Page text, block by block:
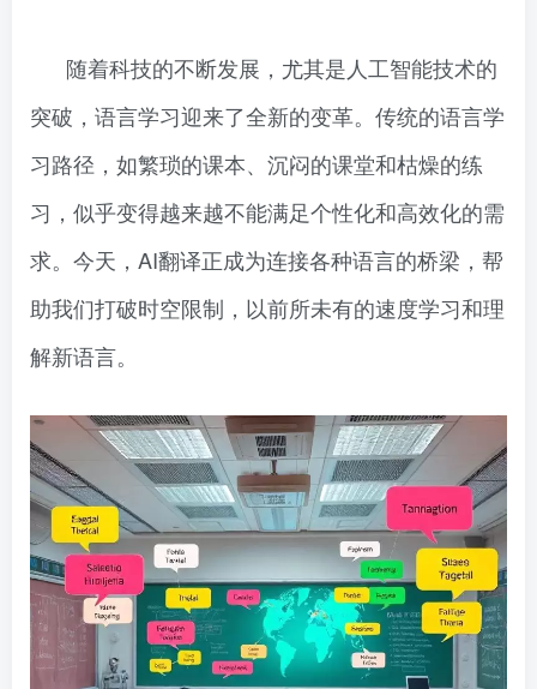
随着科技的不断发展，尤其是人工智能技术的
突破，语言学习迎来了全新的变革。传统的语言学
习路径，如繁琐的课本、沉闷的课堂和枯燥的练
习，似乎变得越来越不能满足个性化和高效化的需
求。今天，AI翻译正成为连接各种语言的桥梁，帮
助我们打破时空限制，以前所未有的速度学习和理
解新语言。